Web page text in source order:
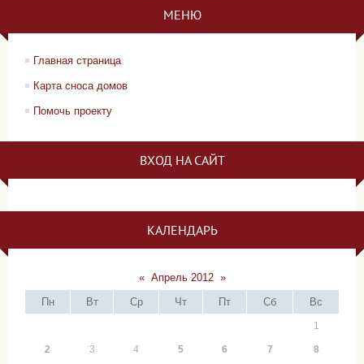
МЕНЮ
Главная страница
Карта сноса домов
Помочь проекту
ВХОД НА САЙТ
КАЛЕНДАРЬ
« Апрель 2012 »
Пн
Вт Ср Чт Пт Сб Вс
1
2 3 4 5 6 7 8